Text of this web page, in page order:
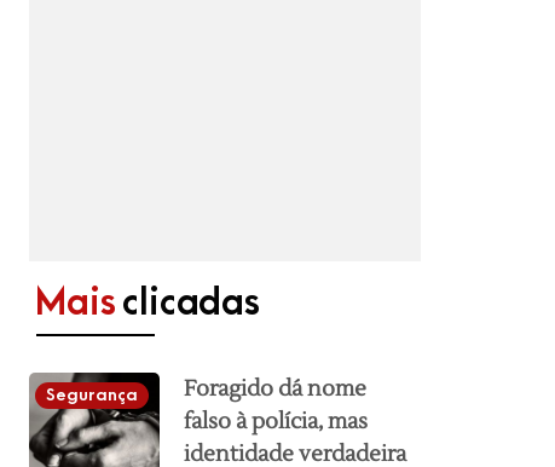
Mais clicadas
Segurança
Foragido dá nome
falso à polícia, mas
identidade verdadeira